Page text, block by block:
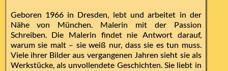
Geboren 1966 in Dresden, lebt und arbeitet in der
Nähe von München. Malerin mit der Passion
Schreiben. Die Malerin findet nie Antwort darauf,
warum sie malt – sie weiß nur, dass sie es tun muss.
Viele ihrer Bilder aus vergangenen Jahren sieht sie als
Werkstücke, als unvollendete Geschichten. Sie liebt in